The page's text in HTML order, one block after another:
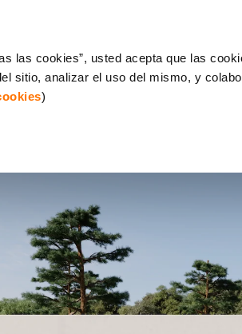
las cookies”, usted acepta que las
sitio, analizar el uso del mismo, y
)